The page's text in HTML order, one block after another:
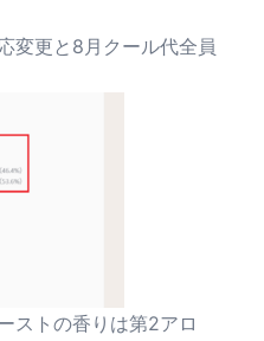
変更と8月クール代全員
ストの香りは第2アロ